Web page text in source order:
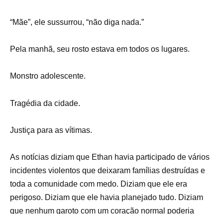
“Mãe”, ele sussurrou, “não diga nada.”
Pela manhã, seu rosto estava em todos os lugares.
Monstro adolescente.
Tragédia da cidade.
Justiça para as vítimas.
As notícias diziam que Ethan havia participado de vários
incidentes violentos que deixaram famílias destruídas e
toda a comunidade com medo. Diziam que ele era
perigoso. Diziam que ele havia planejado tudo. Diziam
que nenhum garoto com um coração normal poderia